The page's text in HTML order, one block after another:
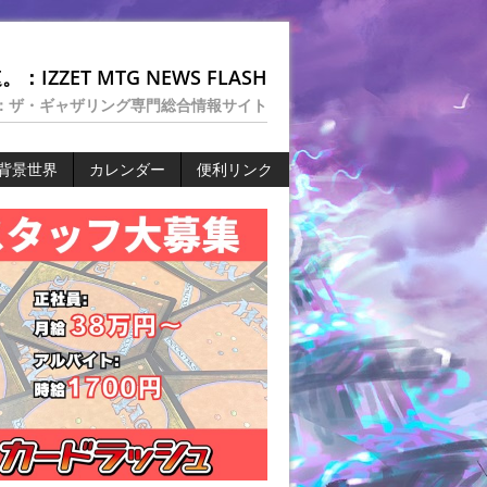
：IZZET MTG NEWS FLASH
ザ・ギャザリング専門総合情報サイト
景世界 カレンダー 便利リンク